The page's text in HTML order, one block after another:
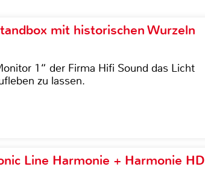
mit historischen Wurzeln
1“ der Firma Hifi Sound das Licht
zu lassen.
Line Harmonie + Harmonie HD